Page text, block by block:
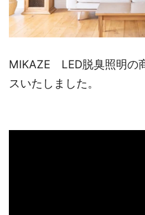
MIKAZE LED脱臭照明の
スいたしました。